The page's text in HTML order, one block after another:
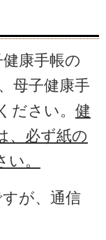
康手帳の
母子健康手
ださい。 健
、必ず紙の
。
が、通信